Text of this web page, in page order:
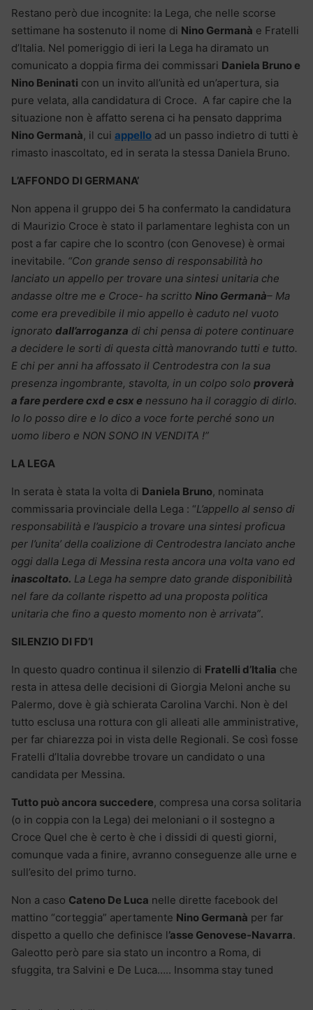
Restano però due incognite: la Lega, che nelle scorse
settimane ha sostenuto il nome di Nino Germanà e Fratelli
d’Italia. Nel pomeriggio di ieri la Lega ha diramato un
comunicato a doppia firma dei commissari Daniela Bruno e
Nino Beninati con un invito all’unità ed un’apertura, sia
pure velata, alla candidatura di Croce. A far capire che la
situazione non è affatto serena ci ha pensato dapprima
Nino Germanà, il cui appello ad un passo indietro di tutti è
rimasto inascoltato, ed in serata la stessa Daniela Bruno.
L’AFFONDO DI GERMANA’
Non appena il gruppo dei 5 ha confermato la candidatura
di Maurizio Croce è stato il parlamentare leghista con un
post a far capire che lo scontro (con Genovese) è ormai
inevitabile. “Con grande senso di responsabilità ho
lanciato un appello per trovare una sintesi unitaria che
andasse oltre me e Croce- ha scritto Nino Germanà– Ma
come era prevedibile il mio appello è caduto nel vuoto
ignorato dall’arroganza di chi pensa di potere continuare
a decidere le sorti di questa città manovrando tutti e tutto.
E chi per anni ha affossato il Centrodestra con la sua
presenza ingombrante, stavolta, in un colpo solo proverà
a fare perdere cxd e csx e nessuno ha il coraggio di dirlo.
Io lo posso dire e lo dico a voce forte perché sono un
uomo libero e NON SONO IN VENDITA !”
LA LEGA
In serata è stata la volta di Daniela Bruno, nominata
commissaria provinciale della Lega : “L’appello al senso di
responsabilità e l’auspicio a trovare una sintesi proficua
per l’unita’ della coalizione di Centrodestra lanciato anche
oggi dalla Lega di Messina resta ancora una volta vano ed
inascoltato. La Lega ha sempre dato grande disponibilità
nel fare da collante rispetto ad una proposta politica
unitaria che fino a questo momento non è arrivata”.
SILENZIO DI FD’I
In questo quadro continua il silenzio di Fratelli d’Italia che
resta in attesa delle decisioni di Giorgia Meloni anche su
Palermo, dove è già schierata Carolina Varchi. Non è del
tutto esclusa una rottura con gli alleati alle amministrative,
per far chiarezza poi in vista delle Regionali. Se così fosse
Fratelli d’Italia dovrebbe trovare un candidato o una
candidata per Messina.
Tutto può ancora succedere, compresa una corsa solitaria
(o in coppia con la Lega) dei meloniani o il sostegno a
Croce Quel che è certo è che i dissidi di questi giorni,
comunque vada a finire, avranno conseguenze alle urne e
sull’esito del primo turno.
Non a caso Cateno De Luca nelle dirette facebook del
mattino “corteggia” apertamente Nino Germanà per far
dispetto a quello che definisce l’asse Genovese-Navarra.
Galeotto però pare sia stato un incontro a Roma, di
sfuggita, tra Salvini e De Luca….. Insomma stay tuned